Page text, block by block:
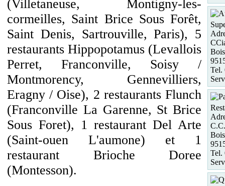
(Villetaneuse, Montigny-les-
cormeilles, Saint Brice Sous Forêt,
Saint Denis, Sartrouville, Paris), 5
restaurants Hippopotamus (Levallois
Perret, Franconville, Soisy /
Montmorency, Gennevilliers,
Eragny / Oise), 2 restaurants Flunch
(Franconville La Garenne, St Brice
Sous Foret), 1 restaurant Del Arte
(Saint-ouen L'aumone) et 1
restaurant Brioche Doree
(Montesson).
Tel.
Tel.